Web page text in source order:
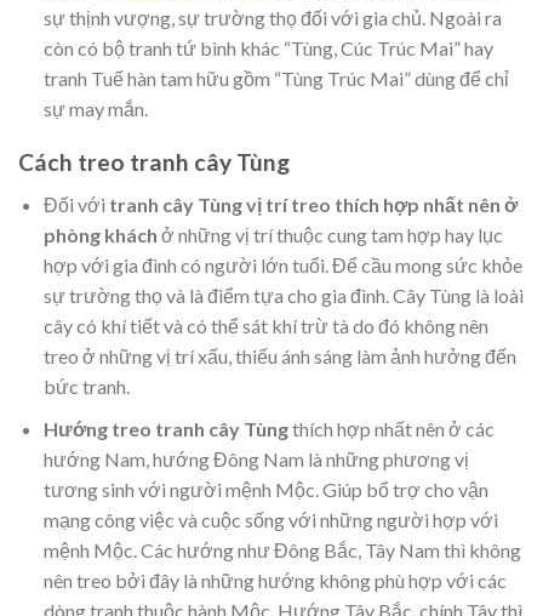
sự thịnh vượng, sự trường thọ đối với gia chủ. Ngoài ra
còn có bộ tranh tứ bình khác “Tùng, Cúc Trúc Mai” hay
tranh Tuế hàn tam hữu gồm “Tùng Trúc Mai” dùng để chỉ
sự may mắn.
Cách treo tranh cây Tùng
Đối với tranh cây Tùng vị trí treo thích hợp nhất nên ở
phòng khách ở những vị trí thuộc cung tam hợp hay lục
hợp với gia đình có người lớn tuổi. Để cầu mong sức khỏe
sự trường thọ và là điểm tựa cho gia đình. Cây Tùng là loài
cây có khí tiết và có thể sát khí trừ tà do đó không nên
treo ở những vị trí xấu, thiếu ánh sáng làm ảnh hưởng đến
bức tranh.
Hướng treo tranh cây Tùngthích hợp nhất nên ở các
hướng Nam, hướng Đông Nam là những phương vị
tương sinh với người mệnh Mộc. Giúp bổ trợ cho vận
mạng công việc và cuộc sống với những người hợp với
mệnh Mộc. Các hướng như Đông Bắc, Tây Nam thì không
nên treo bởi đây là những hướng không phù hợp với các
dòng tranh thuộc hành Mộc. Hướng Tây Bắc, chính Tây thì